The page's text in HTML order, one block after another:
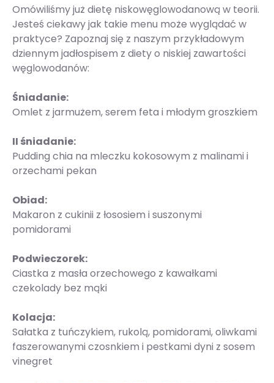
Omówiliśmy już dietę niskowęglowodanową w teorii.
Jesteś ciekawy jak takie menu może wyglądać w
praktyce? Zapoznaj się z naszym przykładowym
dziennym jadłospisem z diety o niskiej zawartości
węglowodanów:
Śniadanie:
Omlet z jarmużem, serem feta i młodym groszkiem
II śniadanie:
Pudding chia na mleczku kokosowym z malinami i
orzechami pekan
Obiad:
Makaron z cukinii z łososiem i suszonymi
pomidorami
Podwieczorek:
Ciastka z masła orzechowego z kawałkami
czekolady bez mąki
Kolacja:
Sałatka z tuńczykiem, rukolą, pomidorami, oliwkami
faszerowanymi czosnkiem i pestkami dyni z sosem
vinegret